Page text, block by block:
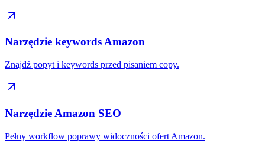
Narzędzie keywords Amazon
Znajdź popyt i keywords przed pisaniem copy.
Narzędzie Amazon SEO
Pełny workflow poprawy widoczności ofert Amazon.